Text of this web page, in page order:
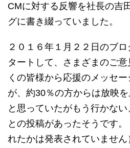
CMに対する反響を社長の吉
グに書き綴っていました。
２０１６年１月２２日のブ
タートして、さまざまのご
くの皆様から応援のメッセ
が、約30％の方からは放映
と思っていたがもう行かない
との投稿があったそうです
れたかは発表されていません